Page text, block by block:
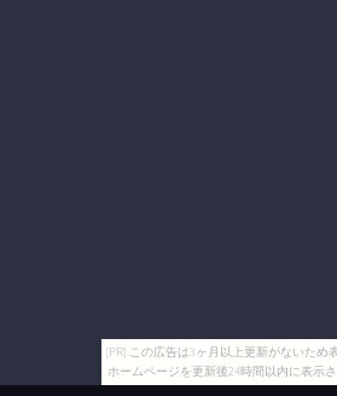
[PR] この広告は3ヶ月以上更新がないため
ホームページを更新後24時間以内に表示さ